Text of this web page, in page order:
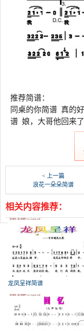
推荐简谱：
同桌的你简谱 真的
谱 娘，大哥他回来
< 上一篇
浪花一朵朵简谱
相关内容推荐：
龙凤呈祥简谱